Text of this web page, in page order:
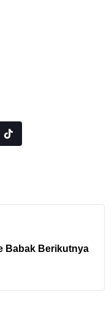
Tiktok
Babak Berikutnya